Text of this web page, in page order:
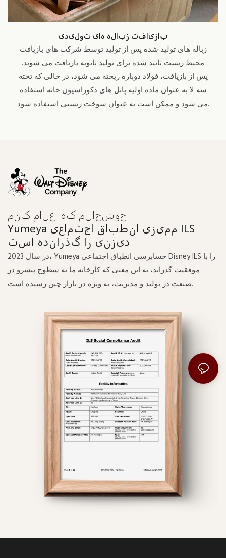
بازیافت زباله های تولیدی
زباله های تولید شده پس از تولید توسط شرکت های بازیافت
محیط زیست تایید شده برای تولید ثانویه بازیافت می شوند.
پس از بازیافت، فولاد دوباره ریخته می شود، در حالی که تخته
سه لا به عنوان ماده اولیه پانل های دکوراسیون خانه استفاده
می شود و ممکن است به عنوان سوخت زیستی استفاده شود.
خوشحالم که اعلام کنم
Yumeya ممیزی انطباق اجتماعی ILS
دیزنی را گذرانده است
در سال 2023، Yumeya حسابرسی انطباق اجتماعی Disney ILS را با
موفقیت گذراند، به این معنی که کارخانه ما به سطوح پیشرو در
صنعت در تولید و مدیریت، به ویژه در بازار چین رسیده است.